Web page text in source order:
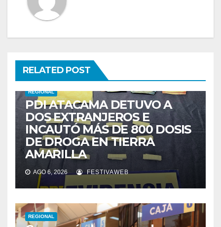
RELATED POST
REGIONAL
PDI ATACAMA DETUVO A
DOS EXTRANJEROS E
INCAUTÓ MÁS DE 800 DOSIS
DE DROGA EN TIERRA
AMARILLA
AGO 6, 2026 FESTIVAWEB
REGIONAL